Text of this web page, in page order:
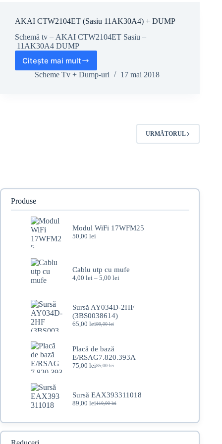
AKAI CTW2104ET (Sasiu 11AK30A4) + DUMP
Schemă tv – AKAI CTW2104ET Sasiu –
11AK30A4 DUMP
Citește mai mult
AKAI
CTW2104ET
Scheme Tv + Dump-uri 17 mai 2018
URMĂTORUL
Produse
Modul WiFi 17WFM25
50,00 lei
Cablu utp cu mufe
4,00 lei – 5,00 leiInterval
până
Sursă AY034D-2HF
(3BS0038614)
99,00lei
Prețul
fost:
99,00 lei.
65,00 leiPrețul
65,00 lei.
Placă de bază
E/RSAG7.820.393A
85,00lei
Prețul
fost:
85,00 lei.
75,00 leiPrețul
75,00 lei.
Sursă EAX393311018
110,00lei
Prețul
a
fost:
89,00 leiPrețul
este:
89,00 lei.